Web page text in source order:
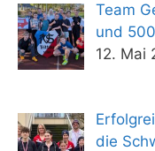
Team
und
12. Mai
die